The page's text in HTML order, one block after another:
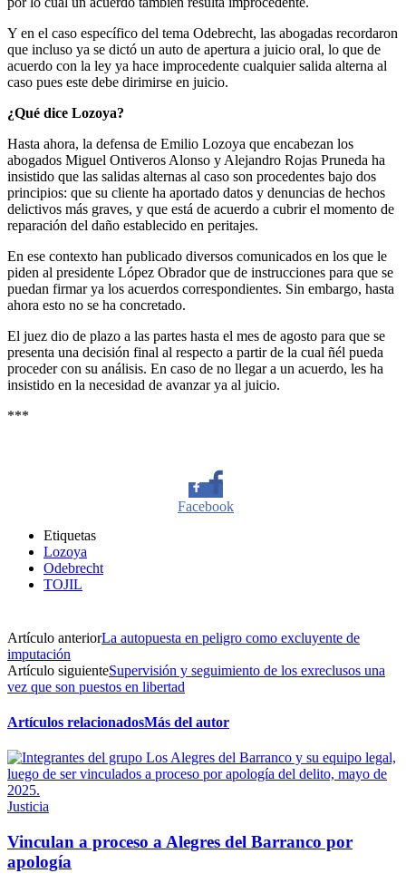
Bluesky
Threads
Y en el caso específico del tema Odebrecht, las abogadas recordaron
que incluso ya se dictó un auto de apertura a juicio oral, lo que de
acuerdo con la ley ya hace improcedente cualquier salida alterna al
caso pues este debe dirimirse en juicio.
¿Qué dice Lozoya?
Hasta ahora, la defensa de Emilio Lozoya que encabezan los
abogados Miguel Ontiveros Alonso y Alejandro Rojas Pruneda ha
insistido que las salidas alternas al caso son procedentes bajo dos
principios: que su cliente ha aportado datos y denuncias de hechos
delictivos más graves, y que está de acuerdo a cubrir el momento de
reparación del daño establecido en peritajes.
En ese contexto han publicado diversos comunicados en los que le
piden al presidente López Obrador que de instrucciones para que se
puedan firmar ya los acuerdos correspondientes. Sin embargo, hasta
ahora esto no se ha concretado.
El juez dio de plazo a las partes hasta el mes de agosto para que se
presenta una decisión final al respecto a partir de la cual ñél pueda
proceder con su análisis. En caso de no llegar a un acuerdo, les ha
insistido en la necesidad de avanzar ya al juicio.
***
Facebook
Linkedin
Etiquetas
Lozoya
Odebrecht
TOJIL
Artículo anteriorLa autopuesta en peligro como excluyente de
imputación
Artículo siguienteSupervisión y seguimiento de los exreclusos una
vez que son puestos en libertad
Artículos relacionadosMás del autor
Justicia
Vinculan a proceso a Alegres del Barranco por
apología